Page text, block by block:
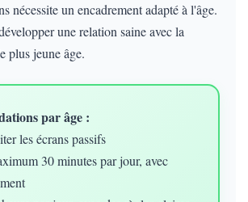
nécessite un encadrement adapté à l'âge.
une relation saine avec la
plus jeune âge.
par âge :
les écrans passifs
30 minutes par jour, avec